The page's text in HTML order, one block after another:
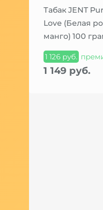
Табак JENT
Love (Белая
манго) 100
1 126 руб.
1 149 руб.